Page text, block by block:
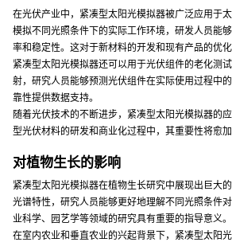
在光伏产业中，紧凑型太阳光模拟器被广泛应用于
模拟不同光照条件下的实际工作环境，研发人员能
率和稳定性。这对于新材料的开发和现有产品的优化
紧凑型太阳光模拟器还可以用于光伏组件的老化测
射，研究人员能够预测光伏组件在实际使用过程中
靠性提供数据支持。
随着光伏技术的不断进步，紧凑型太阳光模拟器的
型光伏材料的研发和商业化过程中，其重要性将愈加
对植物生长的影响
紧凑型太阳光模拟器在植物生长研究中展现出巨大
光谱特性，研究人员能够更好地理解不同光照条件
业科学、园艺学等领域的研究具有重要的指导意义。
在室内农业和垂直农业的兴起背景下，紧凑型太阳